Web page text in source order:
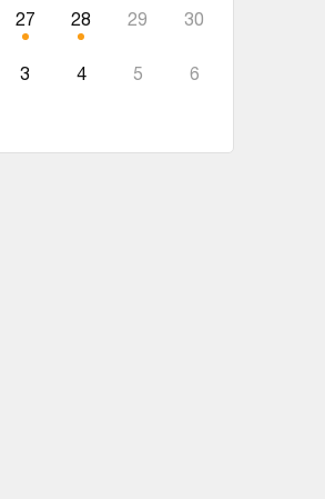
27 28 29 30
3 4 5 6